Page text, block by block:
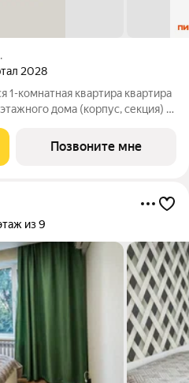
2028
1-комнатная квартира квартира
дома (корпус, секция) в
«Кантемировская» и 20
Позвоните мне
из 9